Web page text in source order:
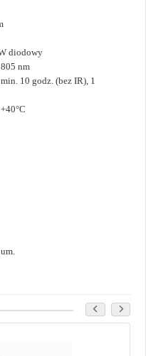
diodowy
nm
10 godz. (bez IR), 1